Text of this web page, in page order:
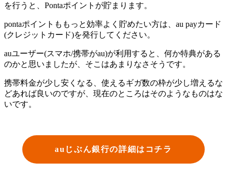
を行うと、Pontaポイントが貯まります。
pontaポイントももっと効率よく貯めたい方は、au payカード
(クレジットカード)を発行してください。
auユーザー(スマホ/携帯がau)が利用すると、何か特典がある
のかと思いましたが、そこはあまりなさそうです。
携帯料金が少し安くなる、使えるギガ数の枠が少し増えるな
どあれば良いのですが、現在のところはそのようなものはな
いです。
auじぶん銀行の詳細はコチラ